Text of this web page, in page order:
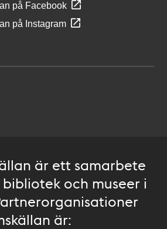
på Facebook
på Instagram
är ett samarbete
och museer i
är: